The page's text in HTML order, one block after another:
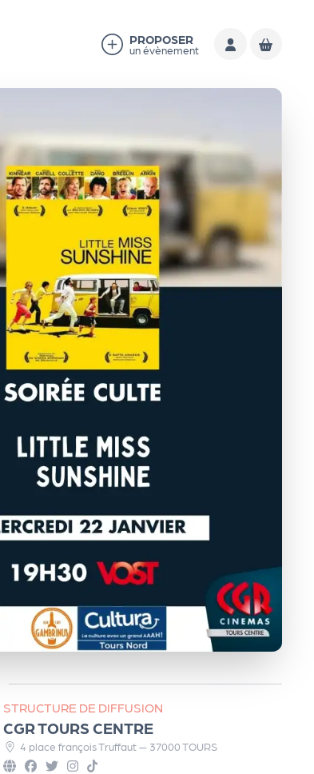
PROPOSER
un évènement
STRUCTURE DE DIFFUSION
CGR TOURS CENTRE
4 place françois Truffaut — 37000 TOURS